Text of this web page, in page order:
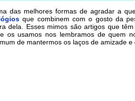
das melhores formas de agradar a
que combinem com o gosto da
dela. Esses mimos são artigos que
os usamos nos lembramos de quem
de mantermos os laços de amizade e